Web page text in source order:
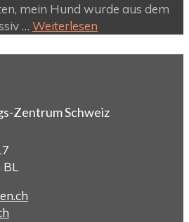
mein Hund wurde aus dem
… Weiterlesen
Zentrum Schweiz
BL